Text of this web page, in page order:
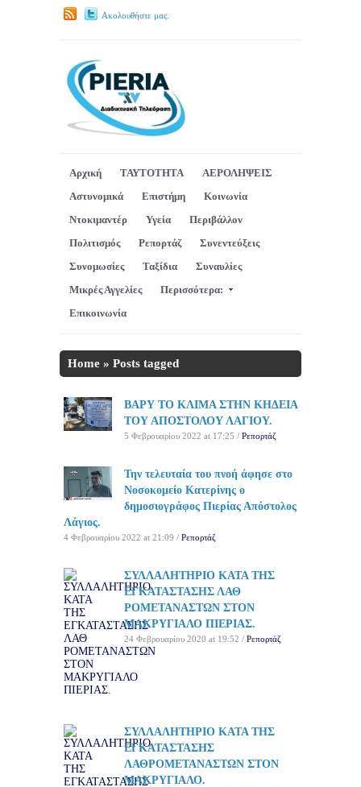
Ακολουθήστε μας.
Αρχική ΤΑΥΤΟΤΗΤΑ
ΑΕΡΟΛΗΨΕΙΣ
Αστυνομικά
Επιστήμη
Κοινωνία
Ντοκιμαντέρ
Υγεία
Περιβάλλον
Πολιτισμός
Ρεπορτάζ
Συνεντεύξεις
Συνομωσίες
Ταξίδια
Συναυλίες
Μικρές Αγγελίες
Περισσότερα:
Επικοινωνία
Home » Posts tagged
ΒΑΡΥ ΤΟ ΚΛΙΜΑ ΣΤΗΝ ΚΗΔΕΙΑ
ΤΟΥ ΑΠΟΣΤΟΛΟΥ ΛΑΓΙΟΥ.
5 Φεβρουαρίου 2022 at 17:25 / Ρεπορτάζ
Την τελευταία του πνοή άφησε στο
Νοσοκομείο Κατερίνης ο
δημοσιογράφος Πιερίας Απόστολος
Λάγιος.
4 Φεβρουαρίου 2022 at 21:09 / Ρεπορτάζ
ΣΥΛΛΑΛΗΤΗΡΙΟ ΚΑΤΑ ΤΗΣ
ΕΓΚΑΤΑΣΤΑΣΗΣ ΛΑΘ
ΡΟΜΕΤΑΝΑΣΤΩΝ ΣΤΟΝ
ΜΑΚΡΥΓΙΑΛΟ ΠΙΕΡΙΑΣ.
24 Φεβρουαρίου 2020 at 19:52 / Ρεπορτάζ
ΣΥΛΛΑΛΗΤΗΡΙΟ ΚΑΤΑ ΤΗΣ
ΕΓΚΑΤΑΣΤΑΣΗΣ
ΛΑΘPOΜΕΤΑNΑΣΤΩΝ ΣΤΟΝ
ΜΑΚΡΥΓΙΑΛΟ.